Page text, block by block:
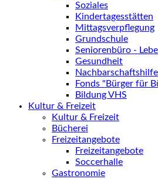
Soziales
Kindertagesstätten
Mittagsverpflegung
Grundschule
Seniorenbüro -
Gesundheit
Nachbarschaftshilfe
Fonds "Bürger für
Bildung VHS
Kultur & Freizeit
Kultur & Freizeit
Bücherei
Freizeitangebote
Freizeitangebote
Soccerhalle
Gastronomie